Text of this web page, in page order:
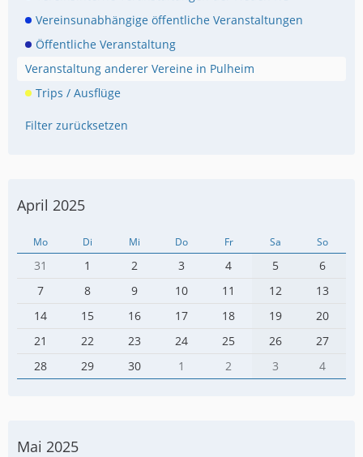
Vereinsunabhängige öffentliche Veranstaltungen
Öffentliche Veranstaltung
Veranstaltung anderer Vereine in Pulheim
Trips / Ausflüge
Filter zurücksetzen
April 2025
Mo Di Mi Do Fr Sa So
31 1 2 3 4 5
6
7
8 9 10 11 12
13
14
15 16 17 18 19
20
21
22 23 24 25 26
27
28
29 30 1 2 3 4
Mai 2025